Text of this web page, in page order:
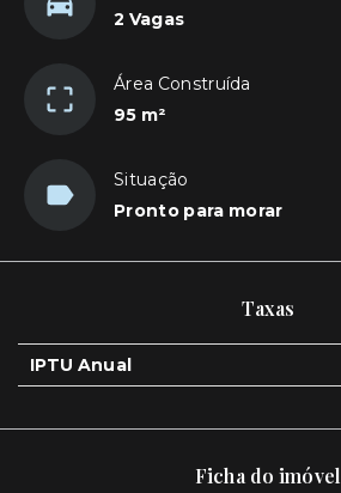
2 Vagas
Área Construída
95 m²
Situação
Pronto para morar
Taxas
IPTU Anual
Ficha do imóvel